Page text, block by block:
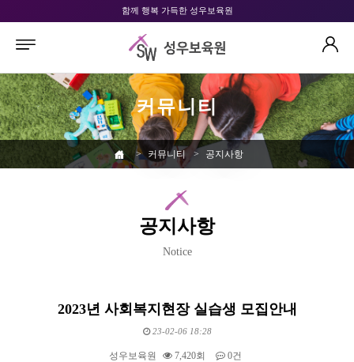
함께 행복 가득한 성우보육원
커뮤니티
> 커뮤니티 > 공지사항
공지사항
Notice
2023년 사회복지현장 실습생 모집안내
23-02-06 18:28
성우보육원 7,420회 0건